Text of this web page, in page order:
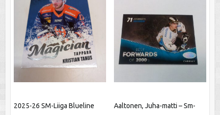
2025-26 SM-Liiga Blueline Aaltonen, Juha-matti – Sm-